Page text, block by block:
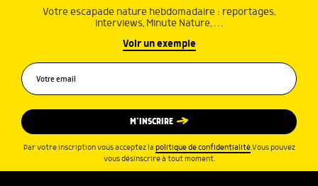
Votre escapade nature hebdomadaire : reportages,
interviews, Minute Nature, …
Voir un exemple
M’INSCRIRE
Par votre inscription vous acceptez la politique de confidentialité.Vous pouvez
vous désinscrire à tout moment.